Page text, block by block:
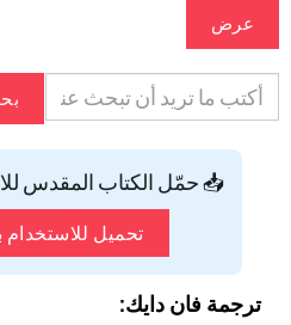
عرض
📥 حمّل الكتاب المقدس
تحميل للاستخدام
ترجمة فان دايك: